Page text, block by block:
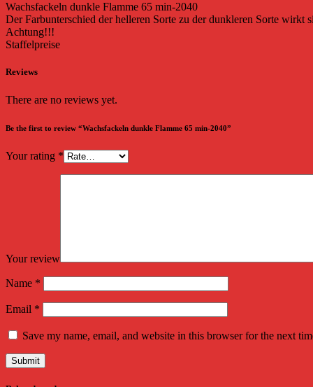
Wachsfackeln dunkle Flamme 65 min-2040
Der Farbunterschied der helleren Sorte zu der dunkleren Sorte
Achtung!!!
Staffelpreise
Reviews
There are no reviews yet.
Be the first to review “Wachsfackeln dunkle Flamme 65 min-2040”
Your rating *
Your review
Name *
Email *
Save my name, email, and website in this browser for the next